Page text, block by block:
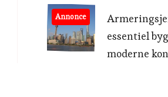
Annonce
essentiel
moderne